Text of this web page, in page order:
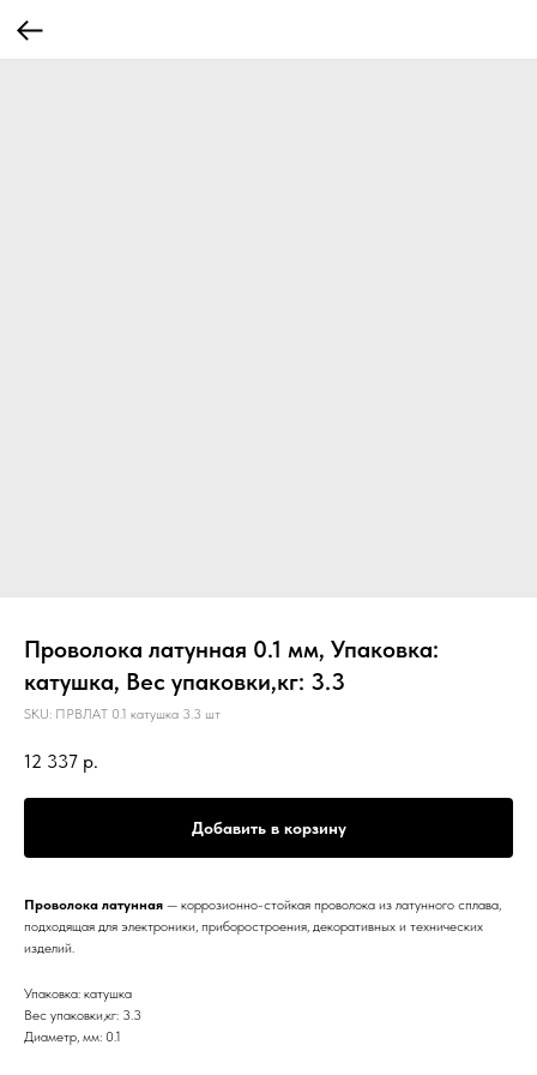
Проволока латунная 0.1 мм, Упаковка:
катушка, Вес упаковки,кг: 3.3
SKU: ПРВЛАТ 0.1 катушка 3.3 шт
12 337 р.
Добавить в корзину
Проволока латунная — коррозионно-стойкая проволока из латунного сплава,
подходящая для электроники, приборостроения, декоративных и технических
изделий.
Упаковка: катушка
Вес упаковки,кг: 3.3
Диаметр, мм: 0.1